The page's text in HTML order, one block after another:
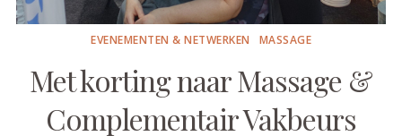
EVENEMENTEN & NETWERKEN MASSAGE
Met korting naar Massage &
Complementair Vakbeurs